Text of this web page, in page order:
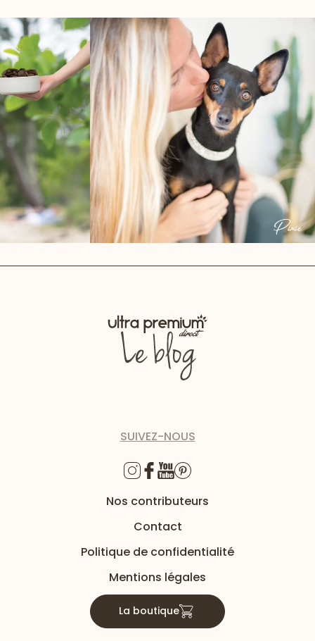
SUIVEZ-NOUS
Nos contributeurs
Contact
Politique de confidentialité
Mentions légales
La boutique